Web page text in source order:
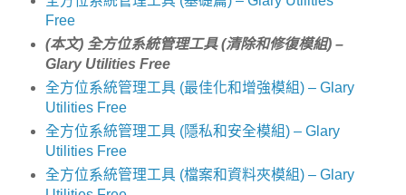
Free
(本文) 全方位系統管理工具 (清除和修復模組) –
Glary Utilities Free
全方位系統管理工具 (最佳化和增強模組) – Glary
Utilities Free
全方位系統管理工具 (隱私和安全模組) – Glary
Utilities Free
全方位系統管理工具 (檔案和資料夾模組) – Glary